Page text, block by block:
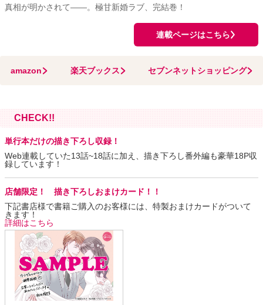
真相が明かされて――。極甘新婚ラブ、完結巻！
連載ページはこちら
amazon 楽天ブックス セブンネットショッピング
CHECK!!
単行本だけの描き下ろし収録！
Web連載していた13話~18話に加え、描き下ろし番外編も豪華18P収
録しています！
店舗限定！ 描き下ろしおまけカード！！
下記書店様で書籍ご購入のお客様には、特製おまけカードがついて
きます！
詳細はこちら